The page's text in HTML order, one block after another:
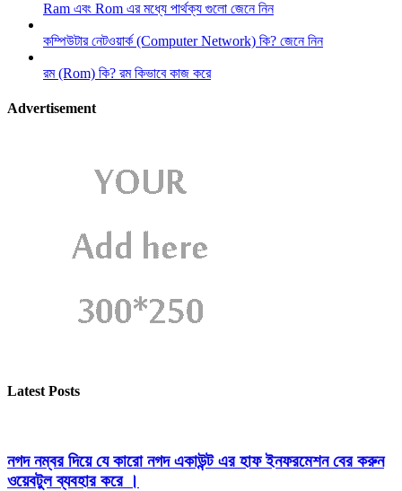
Ram এবং Rom এর মধ্যে পার্থক্য গুলো জেনে নিন
কম্পিউটার নেটওয়ার্ক (Computer Network) কি? জেনে নিন
রম (Rom) কি? রম কিভাবে কাজ করে
Advertisement
Latest Posts
নগদ নম্বর দিয়ে যে কারো নগদ একাউন্ট এর হাফ ইনফরমেশন বের করুন
ওয়েবটুল ব্যবহার করে ।